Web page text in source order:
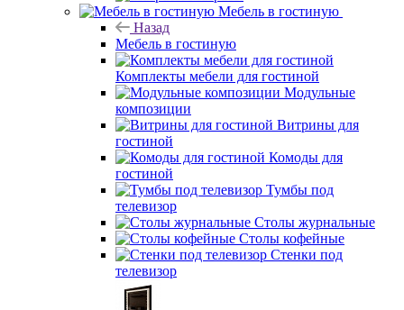
Мебель в гостиную
Назад
Мебель в гостиную
Комплекты мебели для гостиной
Модульные
композиции
Витрины для
гостиной
Комоды для
гостиной
Тумбы под
телевизор
Столы журнальные
Столы кофейные
Стенки под
телевизор